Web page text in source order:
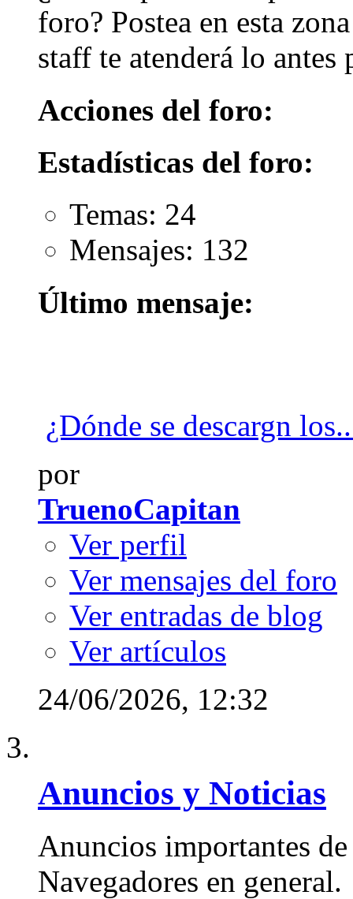
foro? Postea en esta
staff te atenderá lo antes
Acciones del foro:
Estadísticas del foro:
Temas: 24
Mensajes: 132
Último mensaje:
¿Dónde se descargn
por
TruenoCapitan
Ver perfil
Ver mensajes del foro
Ver entradas de blog
Ver artículos
24/06/2026, 12:32
Anuncios y Noticias
Anuncios importantes
Navegadores en general.